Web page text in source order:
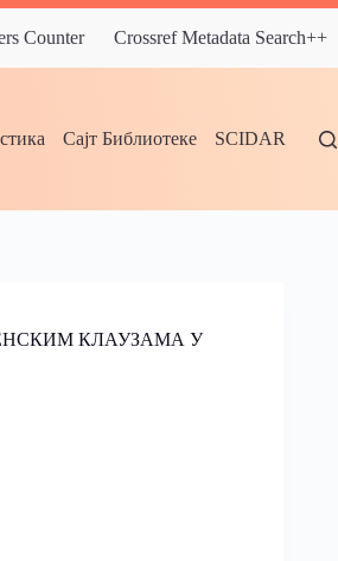
Counter Crossref Metadata Search++
Сајт Библиотеке SCIDAR
КЛАУЗАМА У